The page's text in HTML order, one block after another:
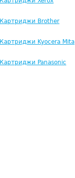
Картриджи Brother
Картриджи Kyocera Mita
Картриджи Panasonic